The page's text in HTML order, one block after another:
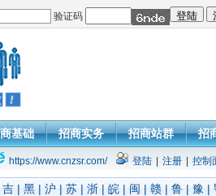
验证码
基础 招商实务 招商站群 招
https://www.cnzsr.com/ 登陆 注册 控制
吉 | 黑 | 沪 | 苏 | 浙 | 皖 | 闽 | 赣 | 鲁 | 豫 |